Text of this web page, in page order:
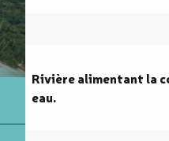
Description
Rivière alimentant la
eau.